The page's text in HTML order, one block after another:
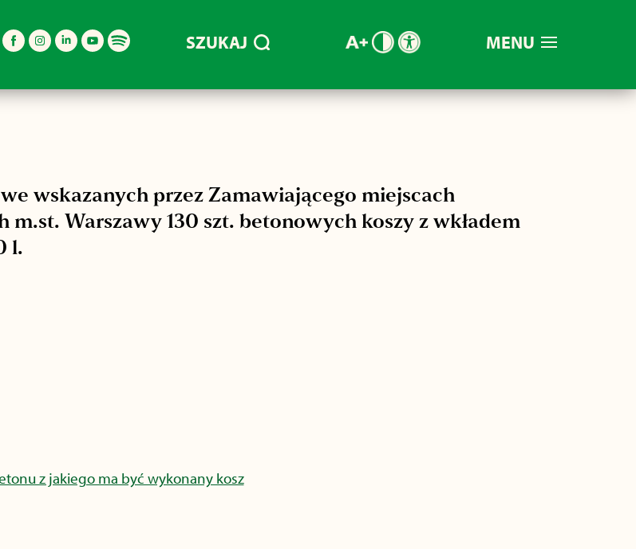
MENU
SZUKAJ
wskazanych przez Zamawiającego miejscach
Warszawy 130 szt. betonowych koszy z wkładem
l.
z jakiego ma być wykonany kosz